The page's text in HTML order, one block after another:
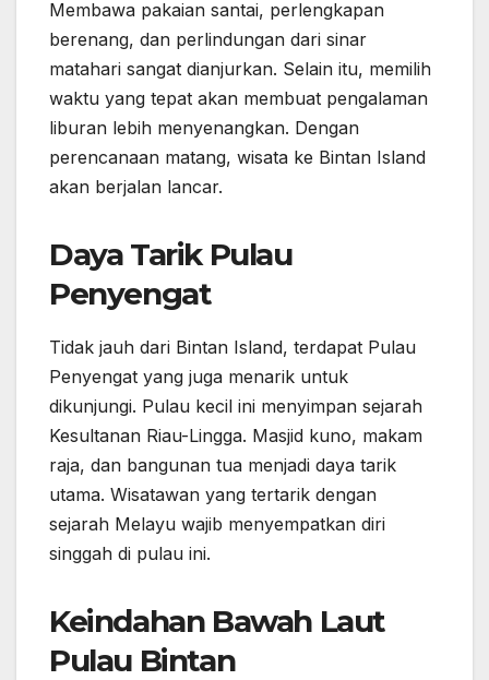
Membawa pakaian santai, perlengkapan
berenang, dan perlindungan dari sinar
matahari sangat dianjurkan. Selain itu, memilih
waktu yang tepat akan membuat pengalaman
liburan lebih menyenangkan. Dengan
perencanaan matang, wisata ke Bintan Island
akan berjalan lancar.
Daya Tarik Pulau
Penyengat
Tidak jauh dari Bintan Island, terdapat Pulau
Penyengat yang juga menarik untuk
dikunjungi. Pulau kecil ini menyimpan sejarah
Kesultanan Riau-Lingga. Masjid kuno, makam
raja, dan bangunan tua menjadi daya tarik
utama. Wisatawan yang tertarik dengan
sejarah Melayu wajib menyempatkan diri
singgah di pulau ini.
Keindahan Bawah Laut
Pulau Bintan